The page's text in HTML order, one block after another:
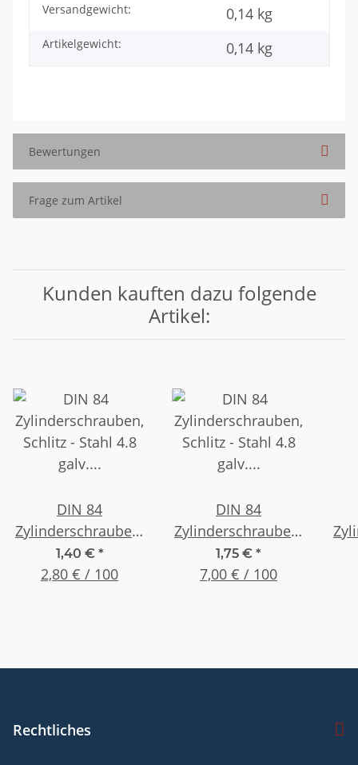
Produkteigenschaft
Wert
Versandgewicht: 0,14 kg
Artikelgewicht: 0,14 kg
Bewertungen
Frage zum Artikel
Kunden kauften dazu folgende
Artikel:
DIN 84
Zylinderschrauben,
Schlitz - Stahl 4.8
galv. verzinkt, M 2 x
1,40 € *
2,80 € / 100
DIN 84
Zylinderschrauben,
Schlitz - Stahl 4.8
galv. verzinkt, M 2 x
1,75 € *
7,00 € / 100
Rechtliches